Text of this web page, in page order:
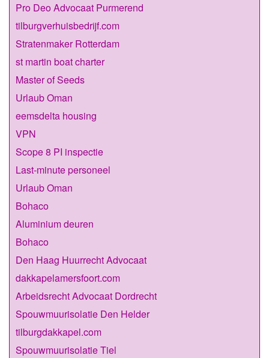
Pro Deo Advocaat Purmerend
tilburgverhuisbedrijf.com
Stratenmaker Rotterdam
st martin boat charter
Master of Seeds
Urlaub Oman
eemsdelta housing
VPN
Scope 8 PI inspectie
Last-minute personeel
Urlaub Oman
Bohaco
Aluminium deuren
Bohaco
Den Haag Huurrecht Advocaat
dakkapelamersfoort.com
Arbeidsrecht Advocaat Dordrecht
Spouwmuurisolatie Den Helder
tilburgdakkapel.com
Spouwmuurisolatie Tiel